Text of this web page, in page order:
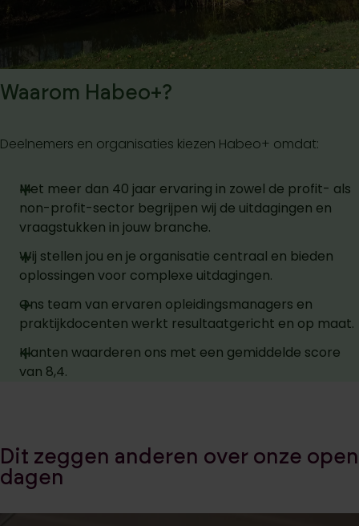
Waarom Habeo+?
Deelnemers en organisaties kiezen Habeo+ omdat:
Met meer dan 40 jaar ervaring in zowel de profit- als
non-profit-sector begrijpen wij de uitdagingen en
vraagstukken in jouw branche.
Wij stellen jou en je organisatie centraal en bieden
oplossingen voor complexe uitdagingen.
Ons team van ervaren opleidingsmanagers en
praktijkdocenten werkt resultaatgericht en op maat.
Klanten waarderen ons met een gemiddelde score
van 8,4.
Dit zeggen anderen over onze open
dagen